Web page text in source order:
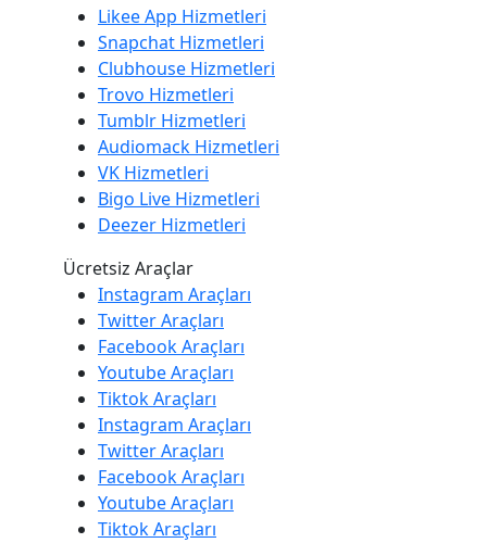
Likee App Hizmetleri
Snapchat Hizmetleri
Clubhouse Hizmetleri
Trovo Hizmetleri
Tumblr Hizmetleri
Audiomack Hizmetleri
VK Hizmetleri
Bigo Live Hizmetleri
Deezer Hizmetleri
Ücretsiz Araçlar
Instagram Araçları
Twitter Araçları
Facebook Araçları
Youtube Araçları
Tiktok Araçları
Instagram Araçları
Twitter Araçları
Facebook Araçları
Youtube Araçları
Tiktok Araçları